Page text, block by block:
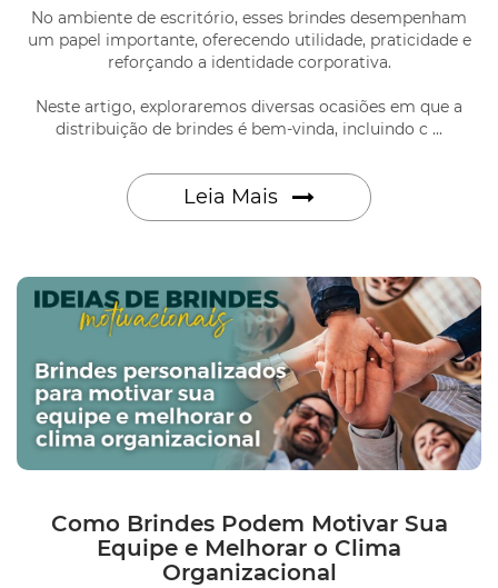
No ambiente de escritório, esses brindes desempenham
um papel importante, oferecendo utilidade, praticidade e
reforçando a identidade corporativa.
Neste artigo, exploraremos diversas ocasiões em que a
distribuição de brindes é bem-vinda, incluindo c ...
Leia Mais
Como Brindes Podem Motivar Sua
Equipe e Melhorar o Clima
Organizacional